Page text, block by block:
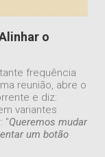
o
frequência
reunião, abre o
e diz:
variantes
"Queremos mudar
um botão